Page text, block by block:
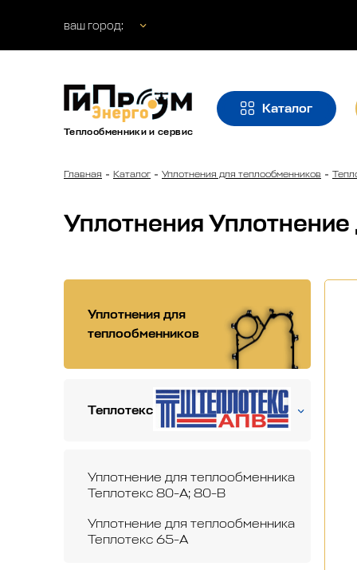
ваш город:
Теплообменники и сервис
Каталог
Главная Каталог Уплотнения для теплообменников
Уплотнения
Уплотнения для
теплообменников
Теплотекс
Уплотнение для теплообменника
Теплотекс 80-А; 80-B
Уплотнение для теплообменника
Теплотекс 65-А